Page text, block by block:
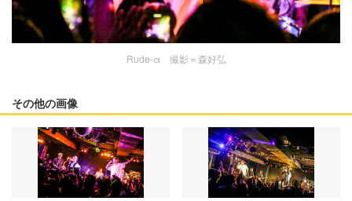
Rude-α 撮影＝森好弘
その他の画像